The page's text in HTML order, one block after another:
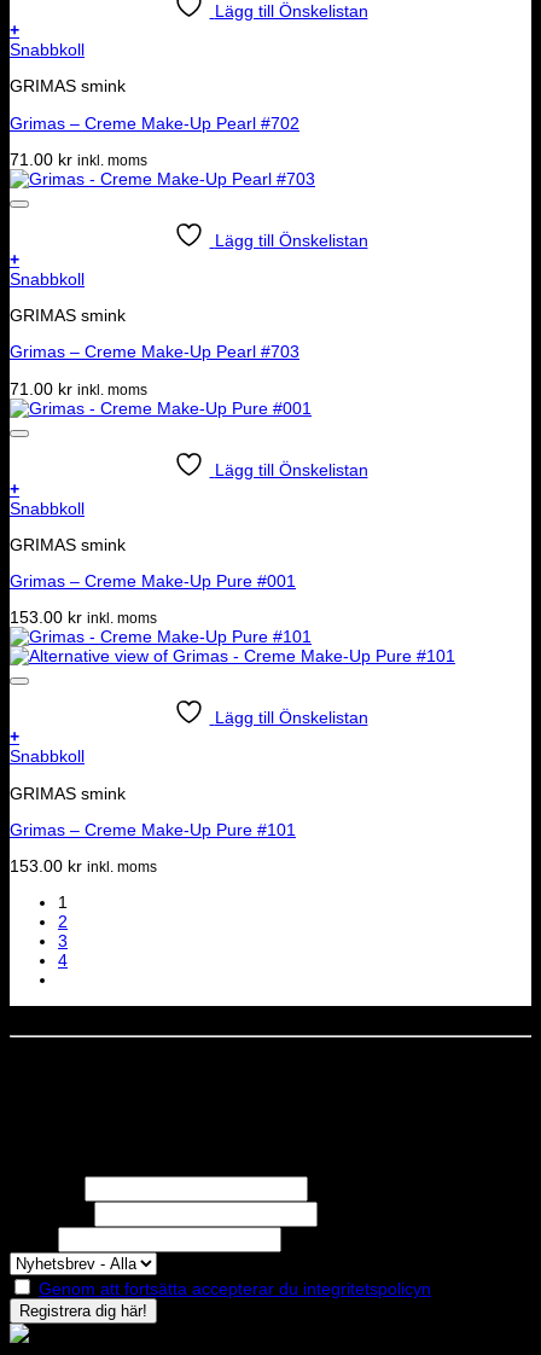
Lägg till Önskelistan
+
Snabbkoll
GRIMAS smink
Grimas – Creme Make-Up Pearl #702
71.00 kr inkl. moms
Lägg till Önskelistan
+
Snabbkoll
GRIMAS smink
Grimas – Creme Make-Up Pearl #703
71.00 kr inkl. moms
Lägg till Önskelistan
+
Snabbkoll
GRIMAS smink
Grimas – Creme Make-Up Pure #001
153.00 kr inkl. moms
Lägg till Önskelistan
+
Snabbkoll
GRIMAS smink
Grimas – Creme Make-Up Pure #101
153.00 kr inkl. moms
1
2
3
4
Genom att fortsätta accepterar du integritetspolicyn